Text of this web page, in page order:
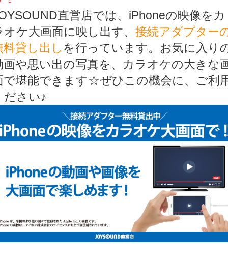
直営店では、iPhoneの映像をカ
オケ大画面に映し出す、 接続アダプター
料貸し出し を行っています。お気に入り
画や思い出の写真を、カラオケの大きな
で堪能できます☆ぜひこの機会に、ご利
ださい♪